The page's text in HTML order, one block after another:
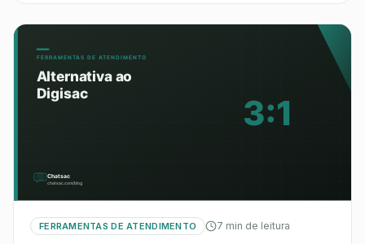
FERRAMENTAS DE ATENDIMENTO 7 min de leitura